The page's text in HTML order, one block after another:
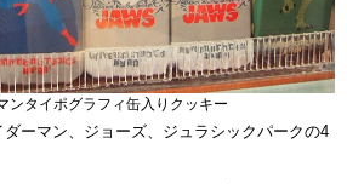
ンタイポグラフィ缶入りクッキー
ーマン、ジョーズ、ジュラシックパークの4